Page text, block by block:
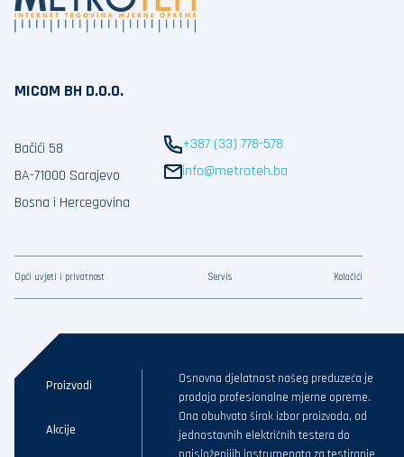
MICOM BH D.O.O.
Bačići 58
BA-71000 Sarajevo
Bosna i Hercegovina
+387 (33) 778-578
info@metroteh.ba
Opći uvjeti i privatnost Servis Kolačići
Proizvodi
Akcije
Osnovna djelatnost našeg preduzeća je
prodaja profesionalne mjerne opreme.
Ona obuhvata širok izbor proizvoda, od
jednostavnih električnih testera do